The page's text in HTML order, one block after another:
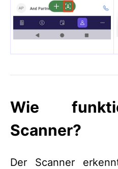
Wie
Scanner?
Der Scanner